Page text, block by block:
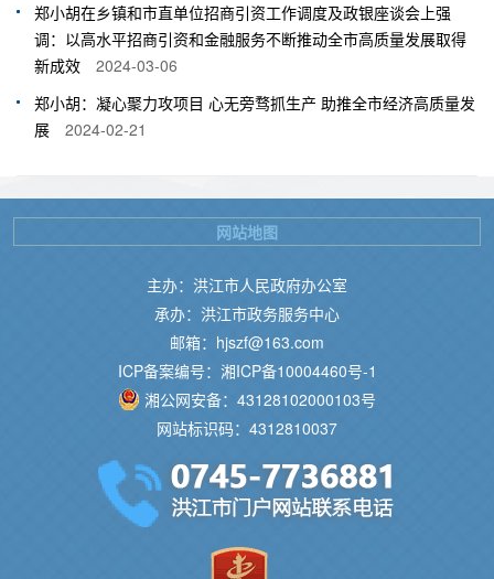
郑小胡在乡镇和市直单位招商引资工作调度及政银座谈会上强
调：以高水平招商引资和金融服务不断推动全市高质量发展取得
新成效
2024-03-06
郑小胡：凝心聚力攻项目 心无旁骛抓生产 助推全市经济高质量发
展
2024-02-21
主办：洪江市人民政府办公室
承办：洪江市政务服务中心
邮箱：hjszf@163.com
ICP备案编号：湘ICP备10004460号-1
湘公网安备：43128102000103号
网站标识码：4312810037
网站地图